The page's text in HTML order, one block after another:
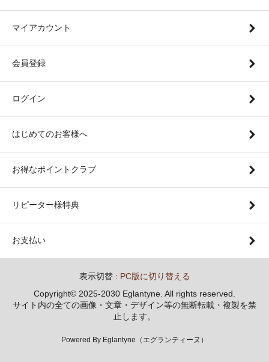
マイアカウント
会員登録
ログイン
はじめてのお客様へ
お得なポイントクラブ
リピーター様特典
お支払い
表示切替 : PC版に切り替える
Copyright© 2025-2030 Eglantyne. All rights reserved.
サイト内の全ての画像・文章・デザイン等の無断転載・複製を禁
止します。
Powered By Eglantyne（エグランティーヌ）